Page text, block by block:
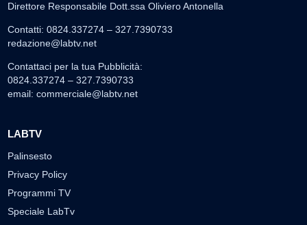
Direttore Responsabile Dott.ssa Oliviero Antonella
Contatti: 0824.337274 – 327.7390733
redazione@labtv.net
Contattaci per la tua Pubblicità:
0824.337274 – 327.7390733
email: commerciale@labtv.net
LABTV
Palinsesto
Privacy Policy
Programmi TV
Speciale LabTv